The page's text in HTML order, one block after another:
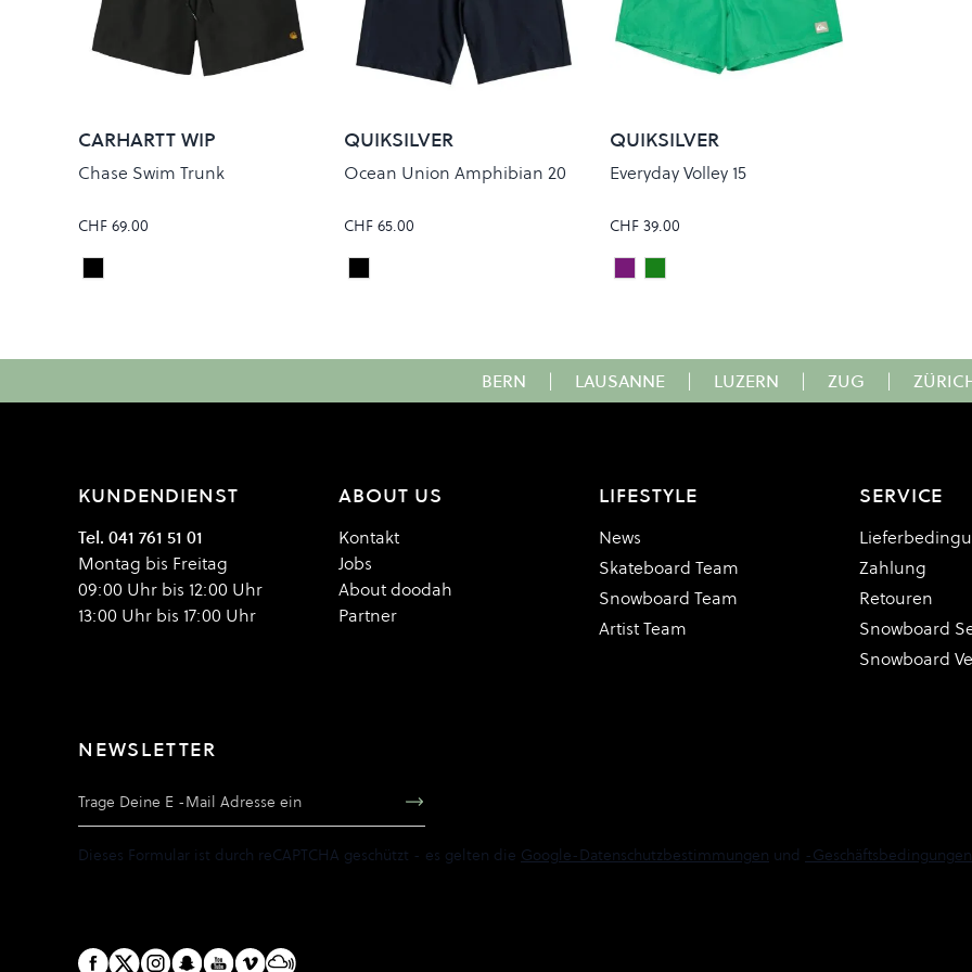
CARHARTT WIP
Chase Swim Trunk
CHF 69.00
Colour
Black/Gold
QUIKSILVER
Ocean Union Amphibian 20
CHF 65.00
Colour
Black
QUIKSILVER
Everyday Volley 15
CHF 39.00
Colour
DaybreakLEPRECHAUN
BERN | LAUSANNE | LUZERN | ZUG |
KUNDENDIENST
Tel. 041 761 51 01
Montag bis Freitag
09:00 Uhr bis 12:00 Uhr
13:00 Uhr bis 17:00 Uhr
ABOUT US
Kontakt
Jobs
About doodah
Partner
LIFESTYLE
News
Skateboard Team
Snowboard Team
Artist Team
SERVICE
Zahlung
Retouren
Snowboard
Snowboard
NEWSLETTER
Dieses Formular ist durch reCAPTCHA geschützt - es gelten die Google-Datenschutzbestimmungen und -Geschäftsbedingungen